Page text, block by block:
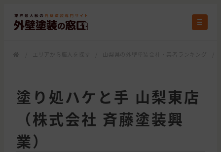
塗り処ハケと手 山梨東店
（株式会社 斉藤塗装興
業）